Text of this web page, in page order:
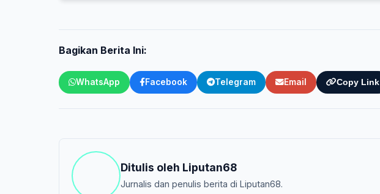
Bagikan Berita Ini:
WhatsApp Facebook Telegram Email Copy Link
Ditulis oleh Liputan68
Jurnalis dan penulis berita di Liputan68.